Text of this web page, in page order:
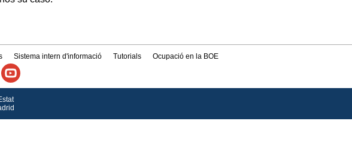
Sistema intern d'informació Tutorials Ocupació en la BOE